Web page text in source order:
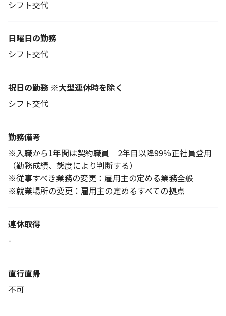
シフト交代
日曜日の勤務
シフト交代
祝日の勤務 ※大型連休時を除く
シフト交代
勤務備考
※入職から1年間は契約職員 2年目以降99％正社員登用
（勤務成績、態度により判断する）
※従事すべき業務の変更：雇用主の定める業務全般
※就業場所の変更：雇用主の定めるすべての拠点
連休取得
-
直行直帰
不可